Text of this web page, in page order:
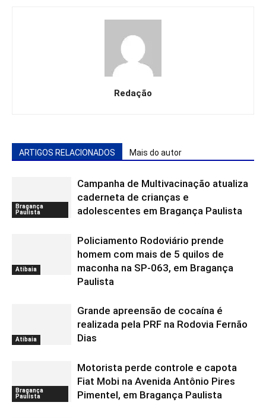
Redação
ARTIGOS RELACIONADOS Mais do autor
Bragança
Paulista
Campanha de Multivacinação atualiza
caderneta de crianças e
adolescentes em Bragança Paulista
Atibaia
Policiamento Rodoviário prende
homem com mais de 5 quilos de
maconha na SP-063, em Bragança
Paulista
Atibaia
Grande apreensão de cocaína é
realizada pela PRF na Rodovia Fernão
Dias
Bragança
Paulista
Motorista perde controle e capota
Fiat Mobi na Avenida Antônio Pires
Pimentel, em Bragança Paulista